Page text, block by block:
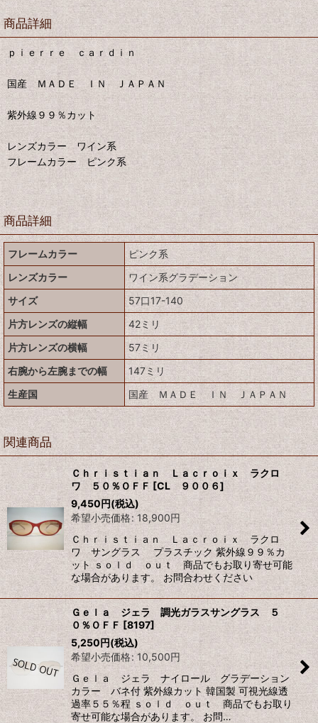
商品詳細
ｐｉｅｒｒｅ ｃａｒｄｉｎ
国産 ＭＡＤＥ ＩＮ ＪＡＰＡＮ
紫外線９９％カット
レンズカラー ワイン系
フレームカラー ピンク系
商品詳細
フレームカラー
ピンク系
レンズカラー
ワイン系グラデーション
サイズ
57口17-140
片方レンズの縦幅
42ミリ
片方レンズの横幅
57ミリ
右腕から左腕までの幅
147ミリ
生産国
国産 ＭＡＤＥ ＩＮ ＪＡＰＡＮ
関連商品
Ｃｈｒｉｓｔｉａｎ Ｌａｃｒｏｉｘ ラクロ
ワ ５０％ＯＦＦ [CL ９００６]
9,450円(税込)
希望小売価格: 18,900円
Ｃｈｒｉｓｔｉａｎ Ｌａｃｒｏｉｘ ラクロ
ワ サングラス プラスチック 紫外線９９％カ
ット ｓｏｌｄ ｏｕｔ 商品でもお取り寄せ可能
な場合があります。 お問合わせください
Ｇｅｌａ ジェラ 調光ガラスサングラス ５
０％ＯＦＦ [8197]
5,250円(税込)
希望小売価格: 10,500円
Ｇｅｌａ ジェラ ナイロール グラデーション
カラー バネ付 紫外線カット 韓国製 可視光線透
過率５５％程 ｓｏｌｄ ｏｕｔ 商品でもお取り
寄せ可能な場合があります。 お問…